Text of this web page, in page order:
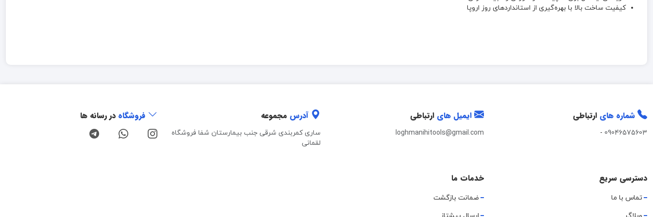
کیفیت ساخت بالا با بهره‌گیری از استانداردهای روز اروپا
شماره های ارتباطی
09046575603
-
ایمیل های ارتباطی
loghmanihitools@gmail.com
آدرس مجموعه
ساری کمربندی شرقی جنب بیمارستان شفا فروشگاه
لقمانی
فروشگاه در رسانه ها
دسترسی سریع
تماس با ما
خدمات ما
ضمانت بازگشت